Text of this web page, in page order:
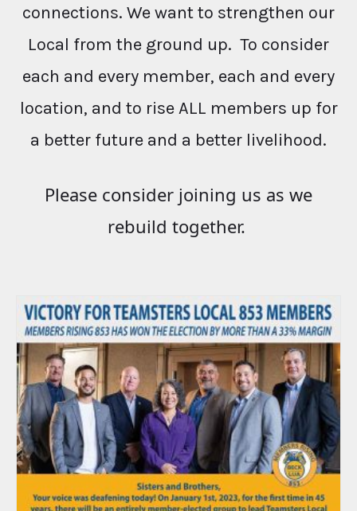
connections. We want to strengthen our
Local from the ground up. To consider
each and every member, each and every
location, and to rise ALL members up for
a better future and a better livelihood.
Please consider joining us as we
rebuild together.